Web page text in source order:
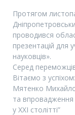
Протягом
проводився
презентацій для
науковців».
Серед переможців
Вітаємо з успіхом:
Мятенко
та впровадження
у ХХІ столітті”